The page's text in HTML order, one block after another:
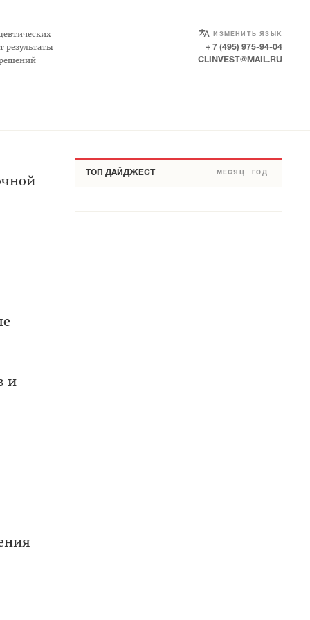
результаты
ИЗМЕНИТЬ ЯЗЫК
SELECT LANGUAGE
+ 7 (495) 975-94-04
CLINVEST@MAIL.RU
и
ТОП ДАЙДЖЕСТ МЕСЯЦ ГОД